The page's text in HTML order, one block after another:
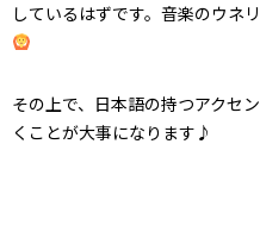
しているはずです。音楽のウネ
その上で、日本語の持つアクセ
くことが大事になります♪